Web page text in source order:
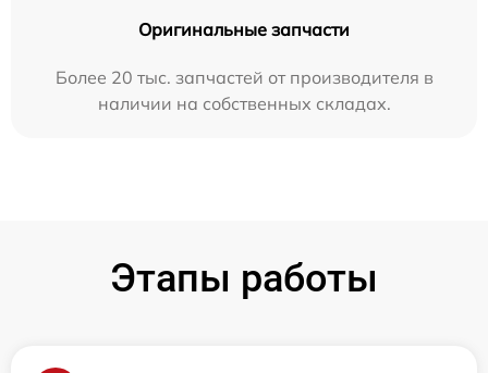
Оригинальные запчасти
Более 20 тыс. запчастей от производителя в
наличии на собственных складах.
Этапы работы